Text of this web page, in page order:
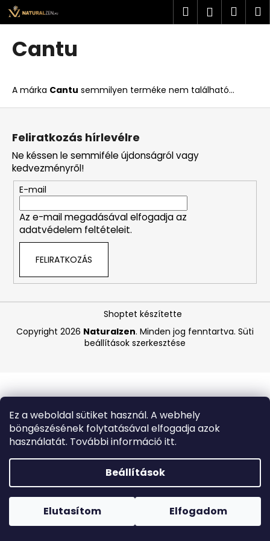
Ez a weboldal sütiket használ. A webhely
böngészésének folytatásával elfogadja azok
használatát. További információ itt.
Beállítások
Elutasítom Elfogadom
Ugrás
fő
tartalomhoz
Forró napokon nem javasoljuk a csomagautomatákba
történő kézbesítést. A magas hőmérsékletre érzékeny
termékek átvételkor nem biztos, hogy optimális állapotban
Keresés
Cantu
A márka Cantu semmilyen terméke nem található...
K
o
i
t
k
e
r
e
s
?
A
á
u
k
MASIL
3
SALON
INTENZÍV
TÁPLÁLÓ
SAMPON
ÉS
L
Feliratkozás hírlevélre
Ne késsen le semmiféle újdonságról vagy
kedvezményről!
E-mail
Az e-mail megadásával elfogadja az
adatvédelem feltételeit.
FELIRATKOZÁS
Shoptet készítette
Copyright 2026 Naturalzen. Minden jog fenntartva. Süti
beállítások szerkesztése